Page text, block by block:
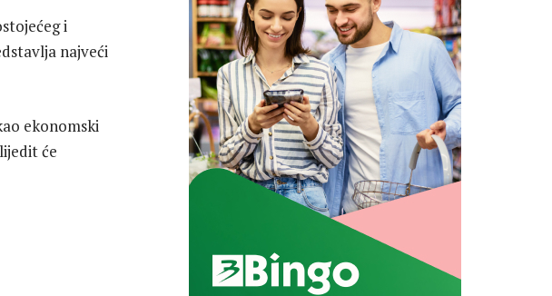
i
najveći
ekonomski
će